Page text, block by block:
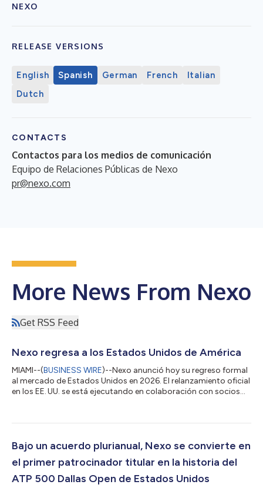
NEXO
RELEASE VERSIONS
English Spanish German French
Italian
Dutch
CONTACTS
Contactos para los medios de comunicación
Equipo de Relaciones Públicas de Nexo
pr@nexo.com
More News From Nexo
Get RSS Feed
Nexo regresa a los Estados Unidos de América
MIAMI--(BUSINESS WIRE)--Nexo anunció hoy su regreso formal
al mercado de Estados Unidos en 2026. El relanzamiento oficial
en los EE. UU. se está ejecutando en colaboración con socios
infraestructura de negociación de activos digitales está a
digitales que cotiza en bolsa y que ha sido diseñada
específicamente para respaldar la...
Bajo un acuerdo plurianual, Nexo se convierte en
el primer patrocinador titular en la historia del
ATP 500 Dallas Open de Estados Unidos